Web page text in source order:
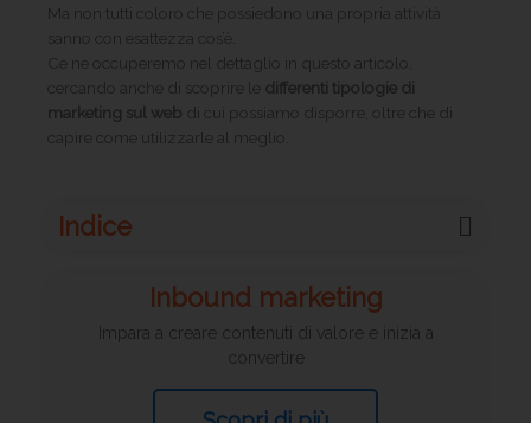
Ma non tutti coloro che possiedono una propria attività
sanno con esattezza cos’è.
Ce ne occuperemo nel dettaglio in questo articolo,
cercando anche di scoprire le
differenti tipologie di
marketing sul web di cui possiamo disporre, oltre che di
capire come utilizzarle al meglio.
Indice
Inbound marketing
Impara a creare contenuti di valore e inizia a
convertire